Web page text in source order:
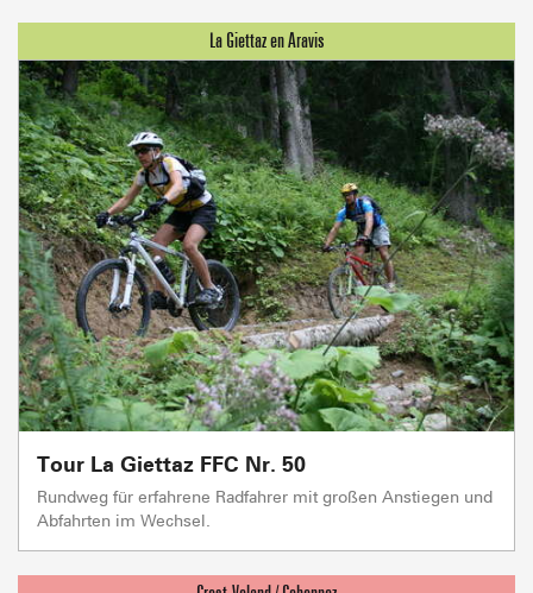
Tour La Giettaz FFC Nr. 50
Rundweg für erfahrene Radfahrer mit großen Anstiegen und
Abfahrten im Wechsel.